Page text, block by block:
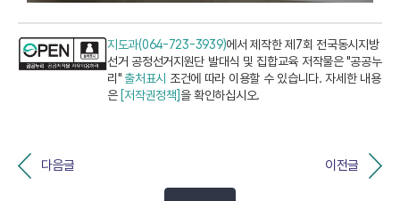
지도과(064-723-3939)에서 제작한 제7회 전국동시지방
선거 공정선거지원단 발대식 및 집합교육 저작물은 "공공누
리" 출처표시 조건에 따라 이용할 수 있습니다. 자세한 내용
은 [저작권정책]을 확인하십시오.
다음글 이전글